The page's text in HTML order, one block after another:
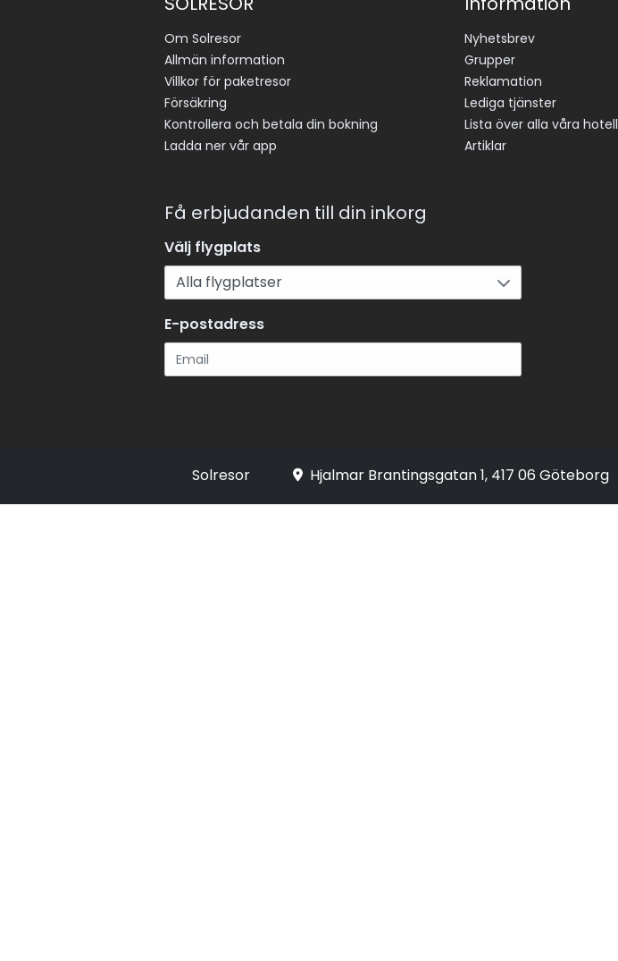
Om Solresor
Allmän information
Villkor för paketresor
Försäkring
Kontrollera och betala din bokning
Ladda ner vår app
Nyhetsbrev
Grupper
Reklamation
Lediga tjänster
Lista över alla våra hotell
Artiklar
Få erbjudanden till din inkorg
Välj flygplats
E-postadress
Solresor Hjalmar Brantingsgatan 1, 417 06 Göteborg